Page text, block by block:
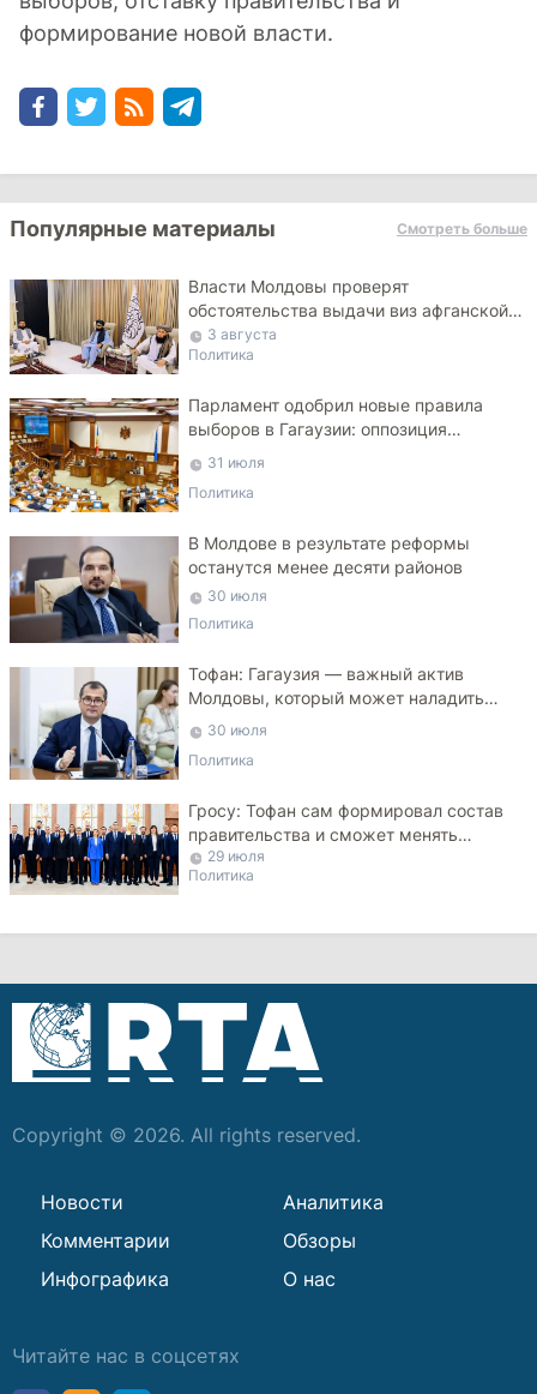
формирование новой власти.
Популярные материалы Смотреть больше
Власти Молдовы проверят
обстоятельства выдачи виз афганской
делегации
3 августа
Политика
Парламент одобрил новые правила
выборов в Гагаузии: оппозиция
критикует законопроект
31 июля
Политика
В Молдове в результате реформы
останутся менее десяти районов
30 июля
Политика
Тофан: Гагаузия — важный актив
Молдовы, который может наладить
мосты с Турцией
30 июля
Политика
Гросу: Тофан сам формировал состав
правительства и сможет менять
министров
29 июля
Политика
Copyright © 2026. All rights reserved.
Новости
Аналитика
Комментарии
Обзоры
Инфографика
О нас
Читайте нас в соцсетях